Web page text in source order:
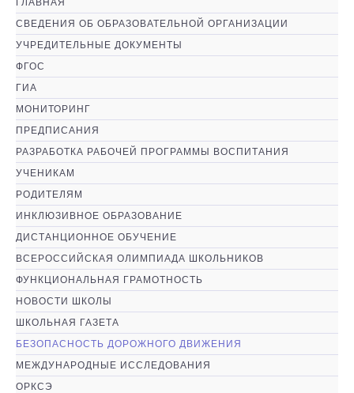
ГЛАВНАЯ
СВЕДЕНИЯ ОБ ОБРАЗОВАТЕЛЬНОЙ ОРГАНИЗАЦИИ
УЧРЕДИТЕЛЬНЫЕ ДОКУМЕНТЫ
ФГОС
ГИА
МОНИТОРИНГ
ПРЕДПИСАНИЯ
РАЗРАБОТКА РАБОЧЕЙ ПРОГРАММЫ ВОСПИТАНИЯ
УЧЕНИКАМ
РОДИТЕЛЯМ
ИНКЛЮЗИВНОЕ ОБРАЗОВАНИЕ
ДИСТАНЦИОННОЕ ОБУЧЕНИЕ
ВСЕРОССИЙСКАЯ ОЛИМПИАДА ШКОЛЬНИКОВ
ФУНКЦИОНАЛЬНАЯ ГРАМОТНОСТЬ
НОВОСТИ ШКОЛЫ
ШКОЛЬНАЯ ГАЗЕТА
БЕЗОПАСНОСТЬ ДОРОЖНОГО ДВИЖЕНИЯ
МЕЖДУНАРОДНЫЕ ИССЛЕДОВАНИЯ
ОРКСЭ